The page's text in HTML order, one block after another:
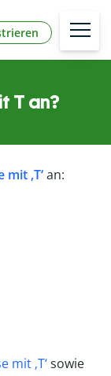
T an?
mit ‚T‘an:
mit ‚T‘sowie